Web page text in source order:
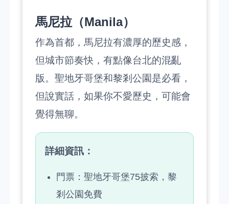
馬尼拉（Manila）
作為首都，馬尼拉有濃厚的歷史感，
但城市節奏快，有點像台北的混亂
版。聖地牙哥堡和黎剎公園是必看，
但說實話，如果你不愛歷史，可能會
覺得無聊。
詳細資訊：
門票：聖地牙哥堡75披索，黎
剎公園免費